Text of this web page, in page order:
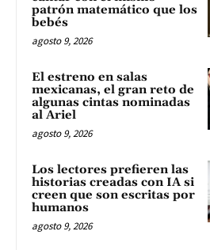
patrón matemático que los
bebés
agosto 9, 2026
El estreno en salas
mexicanas, el gran reto de
algunas cintas nominadas
al Ariel
agosto 9, 2026
Los lectores prefieren las
historias creadas con IA si
creen que son escritas por
humanos
agosto 9, 2026